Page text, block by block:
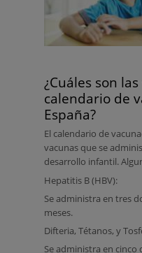
¿Cuáles son
calendario de
España?
El calendario de
vacunas que se
desarrollo infantil.
Hepatitis B (HBV):
Se administra en tres
meses.
Difteria, Tétanos, y
Se administra en cinco